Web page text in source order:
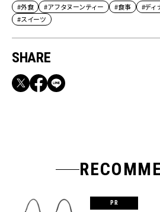
#外食 #アフタヌーンティー #食事 #ディ
#スイーツ
SHARE